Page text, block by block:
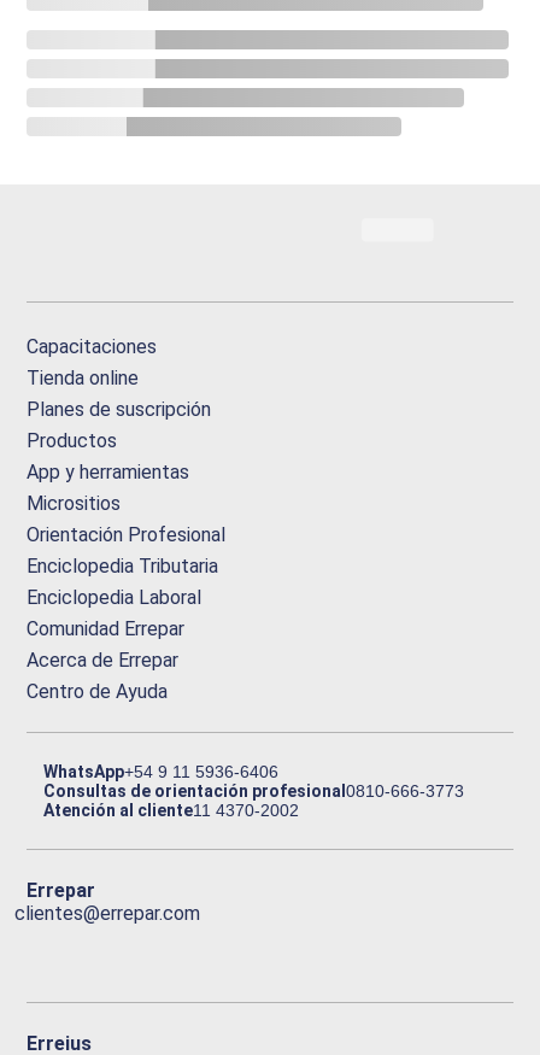
Capacitaciones
Tienda online
Planes de suscripción
Productos
App y herramientas
Micrositios
Orientación Profesional
Enciclopedia Tributaria
Enciclopedia Laboral
Comunidad Errepar
Acerca de Errepar
Centro de Ayuda
WhatsApp+54 9 11 5936-6406
Consultas de orientación profesional0810-666-3773
Atención al cliente11 4370-2002
Errepar
clientes@errepar.com
Erreius